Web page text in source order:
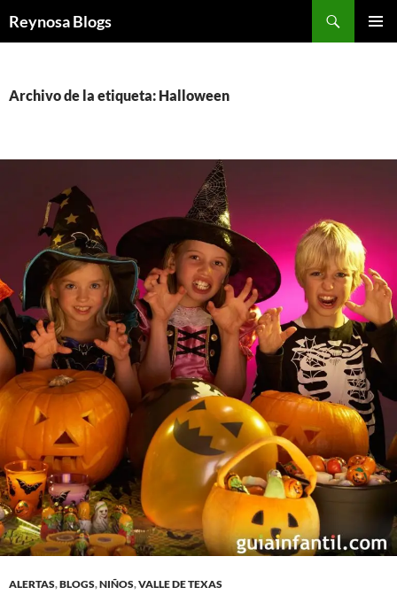
Reynosa Blogs
Archivo de la etiqueta: Halloween
ALERTAS,BLOGS,NIÑOS,VALLE DE TEXAS